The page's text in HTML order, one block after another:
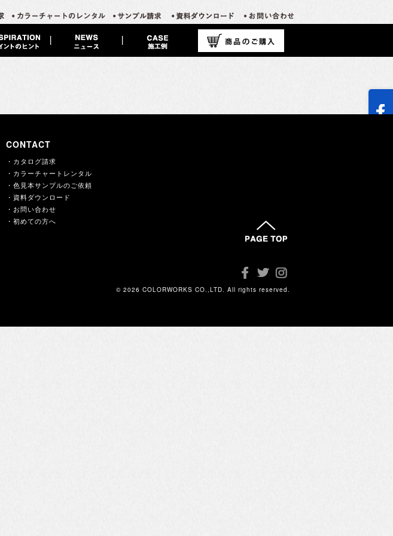
CONTACT
・カタログ請求
・カラーチャートレンタル
・色見本サンプルのご依頼
・資料ダウンロード
・お問い合わせ
・初めての方へ
© 2026 COLORWORKS CO.,LTD. All rights reserved.